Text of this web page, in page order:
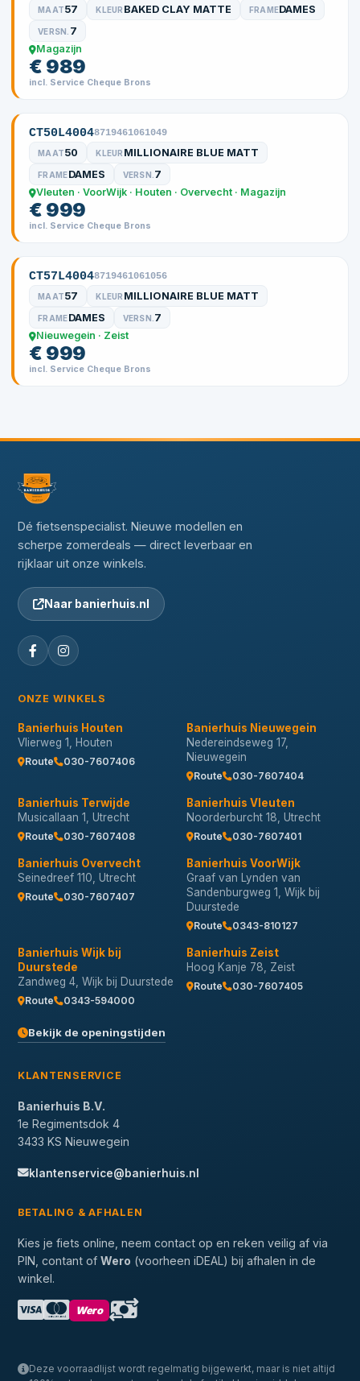
MAAT57 KLEUR BAKED CLAY MATTE FRAMEDAMES
VERSN. 7
Magazijn
€ 989
incl. Service Cheque Brons
CT50L40048719461061049
MAAT50 KLEUR MILLIONAIRE BLUE MATT
FRAMEDAMES VERSN. 7
Vleuten · VoorWijk · Houten · Overvecht · Magazijn
€ 999
incl. Service Cheque Brons
CT57L40048719461061056
MAAT57 KLEUR MILLIONAIRE BLUE MATT
FRAMEDAMES VERSN. 7
Nieuwegein · Zeist
€ 999
incl. Service Cheque Brons
Dé fietsenspecialist. Nieuwe modellen en
scherpe zomerdeals — direct leverbaar en
rijklaar uit onze winkels.
Naar banierhuis.nl
ONZE WINKELS
Banierhuis Houten
Vlierweg 1, Houten
Route 030-7607406
Banierhuis Nieuwegein
Nedereindseweg 17,
Nieuwegein
Route 030-7607404
Banierhuis Terwijde
Musicallaan 1, Utrecht
Route 030-7607408
Banierhuis Vleuten
Noorderburcht 18, Utrecht
Route 030-7607401
Banierhuis Overvecht
Seinedreef 110, Utrecht
Route 030-7607407
Banierhuis VoorWijk
Graaf van Lynden van
Sandenburgweg 1, Wijk bij
Duurstede
Route 0343-810127
Banierhuis Wijk bij
Duurstede
Zandweg 4, Wijk bij Duurstede
Route 0343-594000
Banierhuis Zeist
Hoog Kanje 78, Zeist
Route 030-7607405
Bekijk de openingstijden
KLANTENSERVICE
Banierhuis B.V.
1e Regimentsdok 4
3433 KS Nieuwegein
klantenservice@banierhuis.nl
BETALING & AFHALEN
Kies je fiets online, neem contact op en reken veilig af via
PIN, contant of Wero (voorheen iDEAL) bij afhalen in de
winkel.
Wero
Deze voorraadlijst wordt regelmatig bijgewerkt, maar is niet altijd